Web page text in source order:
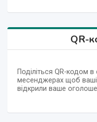
QR-
Поділіться QR-кодом
месенджерах щоб ваші
відкрили ваше